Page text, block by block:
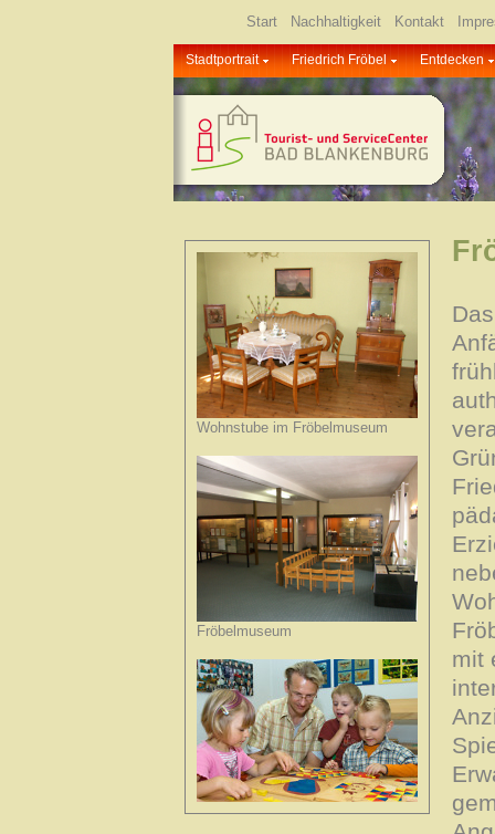
Start Nachhaltigkeit Kontakt
Stadtportrait Friedrich Fröbel Entdecken
Wohnstube im Fröbelmuseum
Fröbelmuseum
mit